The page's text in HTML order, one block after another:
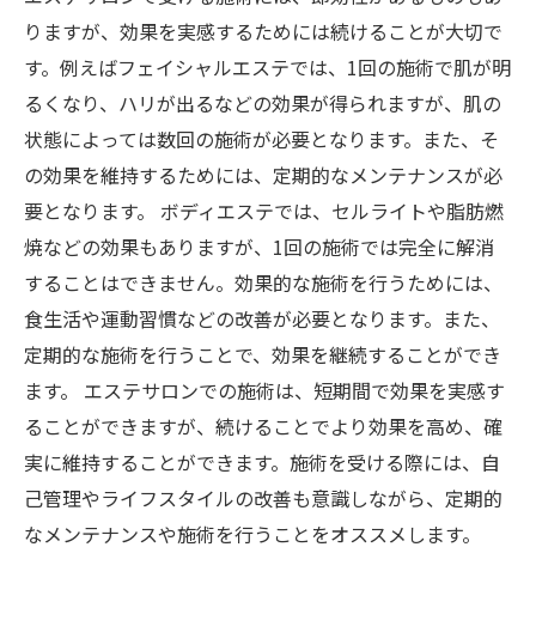
りますが、効果を実感するためには続けることが大切で
す。例えばフェイシャルエステでは、1回の施術で肌が明
るくなり、ハリが出るなどの効果が得られますが、肌の
状態によっては数回の施術が必要となります。また、そ
の効果を維持するためには、定期的なメンテナンスが必
要となります。 ボディエステでは、セルライトや脂肪燃
焼などの効果もありますが、1回の施術では完全に解消
することはできません。効果的な施術を行うためには、
食生活や運動習慣などの改善が必要となります。また、
定期的な施術を行うことで、効果を継続することができ
ます。 エステサロンでの施術は、短期間で効果を実感す
ることができますが、続けることでより効果を高め、確
実に維持することができます。施術を受ける際には、自
己管理やライフスタイルの改善も意識しながら、定期的
なメンテナンスや施術を行うことをオススメします。